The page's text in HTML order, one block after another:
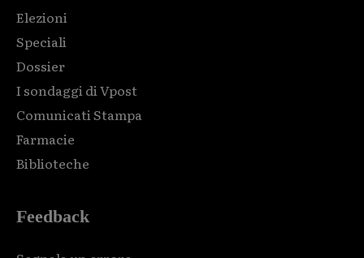
Elezioni
Speciali
Dossier
I sondaggi di Vpost
Comunicati Stampa
Farmacie
Biblioteche
Feedback